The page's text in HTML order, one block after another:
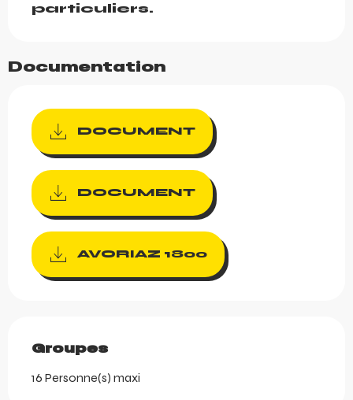
particuliers.
Documentation
DOCUMENT
DOCUMENT
AVORIAZ 1800
Groupes
Groupes
16 Personne(s) maxi